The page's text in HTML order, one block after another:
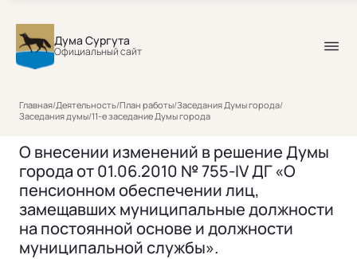
Дума Сургута
Официальный сайт
Главная/Деятельность/План работы/Заседания Думы города/
Заседания думы/11-е заседание Думы города
О внесении изменений в решение Думы
города от 01.06.2010 № 755-IV ДГ «О
пенсионном обеспечении лиц,
замещавших муниципальные должности
на постоянной основе и должности
муниципальной службы».